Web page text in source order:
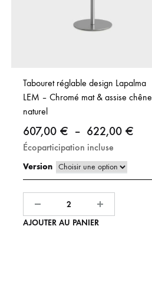
Tabouret réglable design Lapalma
LEM – Chromé mat & assise chêne
naturel
607,00 € – 622,00 €
Écoparticipation incluse
Version
AJOUTER AU PANIER